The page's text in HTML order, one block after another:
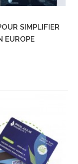
SIMPLIFIER
EUROPE